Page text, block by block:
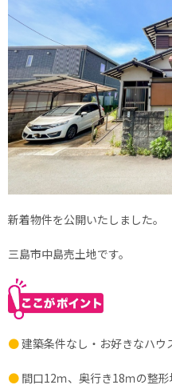
新着物件を公開いたしました。
三島市中島売土地です。
●建築条件なし・お好きなハウ
● 間口12ｍ、奥行き18ｍの整形